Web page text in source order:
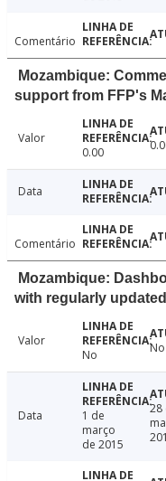
Comentário
Mozambique:
support from FFP's
Valor
0.00
Data
Comentário
Mozambique:
with regularly
Valor
No
No
Data
1 de
março
de 2015
28